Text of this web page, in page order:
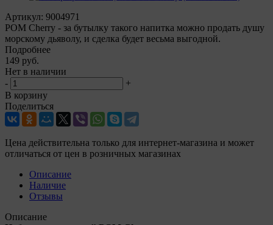
Артикул: 9004971
РОМ Cherry - за бутылку такого напитка можно продать душу
морскому дьяволу, и сделка будет весьма выгодной.
Подробнее
149 руб.
Нет в наличии
-
+
В корзину
Поделиться
Цена действительна только для интернет-магазина и может
отличаться от цен в розничных магазинах
Описание
Наличие
Отзывы
Описание